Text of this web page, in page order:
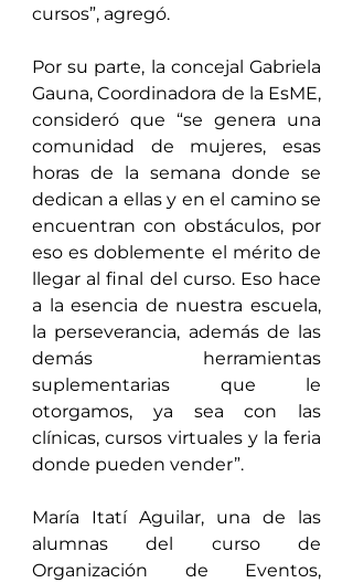
cursos”, agregó.
Por su parte, la concejal Gabriela
Gauna, Coordinadora de la EsME,
consideró que “se genera una
comunidad de mujeres, esas
horas de la semana donde se
dedican a ellas y en el camino se
encuentran con obstáculos, por
eso es doblemente el mérito de
llegar al final del curso. Eso hace
a la esencia de nuestra escuela,
la perseverancia, además de las
demás herramientas
suplementarias que le
otorgamos, ya sea con las
clínicas, cursos virtuales y la feria
donde pueden vender”.
María Itatí Aguilar, una de las
alumnas del curso de
Organización de Eventos,